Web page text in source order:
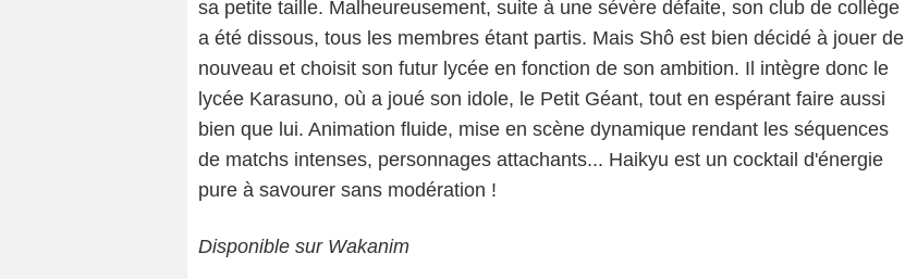
sa petite taille. Malheureusement, suite à une sévère défaite, son club de collège
a été dissous, tous les membres étant partis. Mais Shô est bien décidé à jouer de
nouveau et choisit son futur lycée en fonction de son ambition. Il intègre donc le
lycée Karasuno, où a joué son idole, le Petit Géant, tout en espérant faire aussi
bien que lui. Animation fluide, mise en scène dynamique rendant les séquences
de matchs intenses, personnages attachants... Haikyu est un cocktail d'énergie
pure à savourer sans modération !
Disponible sur Wakanim